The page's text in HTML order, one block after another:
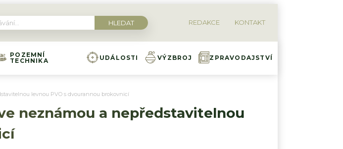
REDAKCE KONTAKT
POZEMNÍ
TECHNIKA
UDÁLOSTI VÝZBROJ ZPRAVODAJSTVÍ
levnou PVO s dvourannou brokovnicí
neznámou a nepředstavitelnou